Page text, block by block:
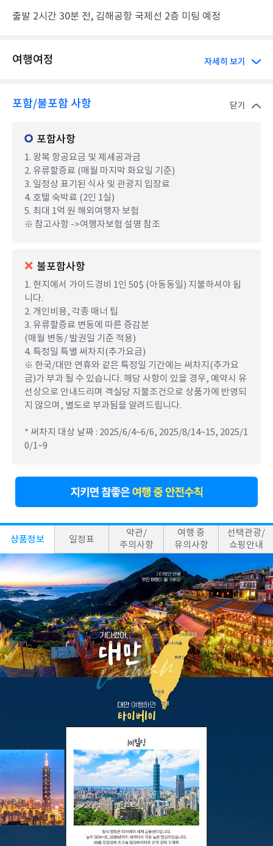
출발 2시간 30분 전, 김해공항 국제선 2층 미팅 예정
여행여정 자세히 보기
포함/불포함 사항 닫기
포함사항
1. 왕복 항공요금 및 제세공과금
2. 유류할증료 (매월 마지막 화요일 기준)
3. 일정상 표기된 식사 및 관광지 입장료
4. 호텔 숙박료 (2인 1실)
5. 최대 1억 원 해외여행자 보험
※ 참고사항 ->여행자보험 설명 참조
불포함사항
1. 현지에서 가이드경비 1인 50$ (아동동일) 지불하셔야 됩
니다.
2. 개인비용, 각종 매너 팁
3. 유류할증료 변동에 따른 증감분
(매월 변동/ 발권일 기준 적용)
4. 특정일 특별 써차지(추가요금)
※ 한국/대만 연휴와 같은 특정일 기간에는 써차지(추가요
금)가 부과 될 수 있습니다. 해당 사항이 있을 경우, 예약시 유
선상으로 안내드리며 객실당 지불조건으로 상품가에 반영되
지 않으며, 별도로 부과됨을 알려드립니다.
* 써차지 대상 날짜 : 2025/6/4~6/6, 2025/8/14~15, 2025/1
0/1~9
상품정보 일정표
약관/
주의사항
여행 중
유의사항
선택관광/
쇼핑안내